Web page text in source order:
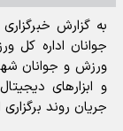
به گزارش
جوانان اداره کل
ورزش و جوانان
و ابزارهای
جریان روند